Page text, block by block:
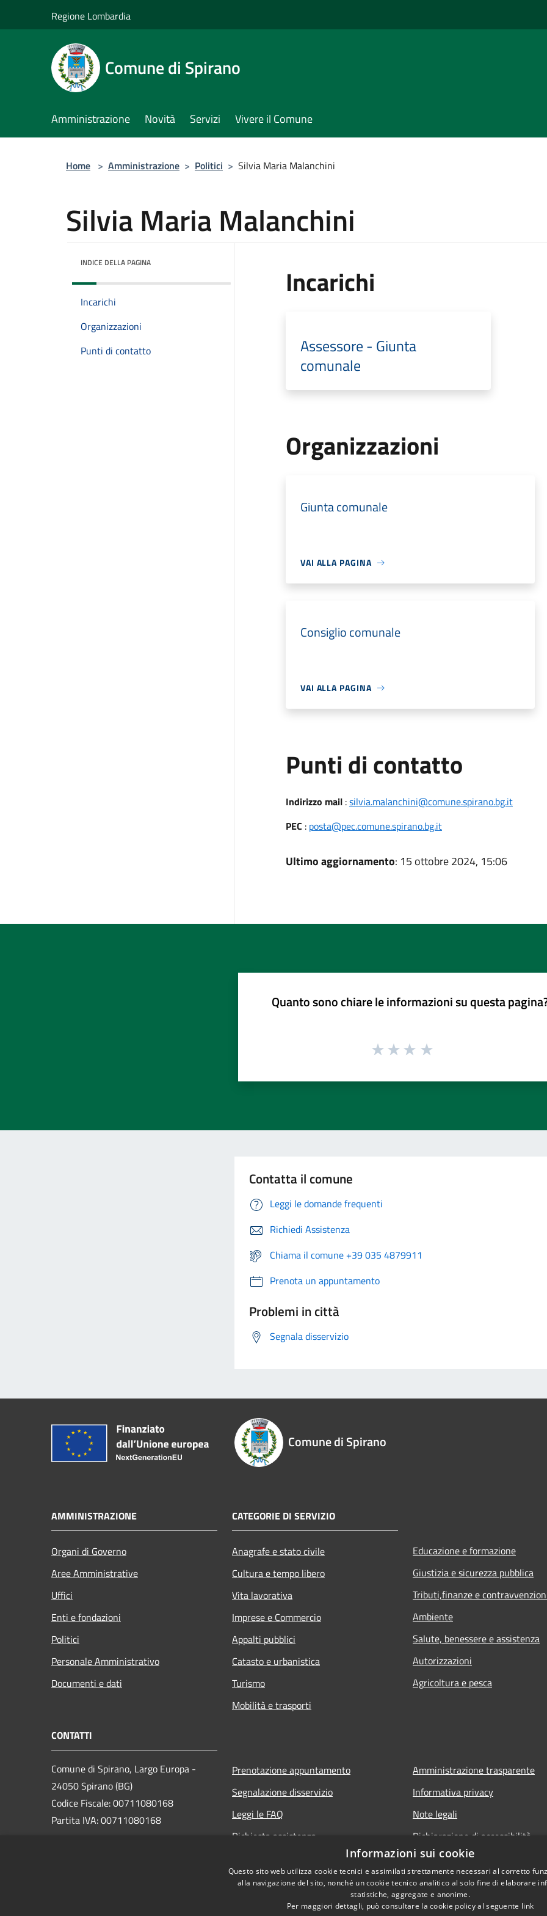
Regione Lombardia
Comune di Spirano
Amministrazione Novità Servizi Vivere il Comune
Home > Amministrazione > Politici > Silvia Maria Malanchini
Silvia Maria Malanchini
INDICE DELLA PAGINA
Incarichi
Organizzazioni
Punti di contatto
Incarichi
Assessore - Giunta
comunale
Organizzazioni
Giunta comunale
VAI ALLA PAGINA
Consiglio comunale
VAI ALLA PAGINA
Punti di contatto
Indirizzo mail:silvia.malanchini@comune.spirano.bg.it
PEC : posta@pec.comune.spirano.bg.it
Ultimo aggiornamento: 15 ottobre 2024, 15:06
Quanto sono chiare le informazioni su questa
Contatta il comune
Leggi le domande frequenti
Richiedi Assistenza
Chiama il comune +39 035 4879911
Prenota un appuntamento
Problemi in città
Segnala disservizio
Comune di Spirano
AMMINISTRAZIONE
Organi di Governo
Aree Amministrative
Uffici
Enti e fondazioni
Politici
Personale Amministrativo
Documenti e dati
CATEGORIE DI SERVIZIO
Anagrafe e stato civile
Cultura e tempo libero
Vita lavorativa
Imprese e Commercio
Appalti pubblici
Catasto e urbanistica
Turismo
Mobilità e trasporti
Educazione e formazione
Giustizia e sicurezza pubblica
Tributi,finanze e
Ambiente
Salute, benessere e assistenza
Autorizzazioni
Agricoltura e pesca
CONTATTI
Comune di Spirano, Largo Europa -
24050 Spirano (BG)
Codice Fiscale: 00711080168
Partita IVA: 00711080168
Prenotazione appuntamento
Segnalazione disservizio
Leggi le FAQ
Richiesta assistenza
Amministrazione trasparente
Informativa privacy
Note legali
Dichiarazione di accessibilità
Obiettivi di accessibilità
Whistleblowing
Informazioni sui cookie
Questo sito web utilizza cookie tecnici e assimilati strettamente necessari al corretto
alla navigazione del sito, nonché un cookie tecnico analitico al solo fine di elaborare
statistiche, aggregate e anonime.
Per maggiori dettagli, può consultare la cookie policy al seguente link